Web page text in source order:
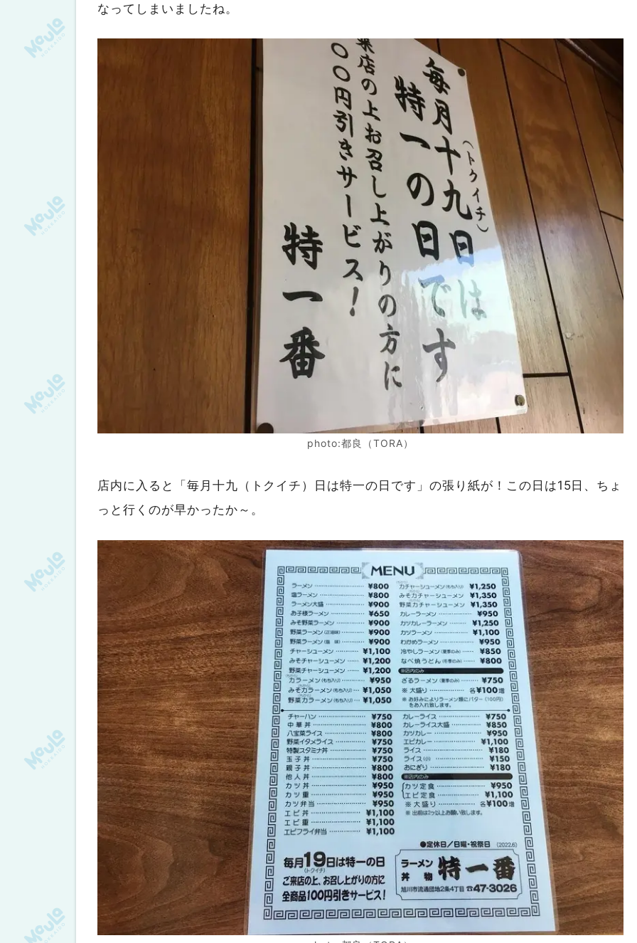
なってしまいましたね。
photo:都良（TORA）
店内に入ると「毎月十九（トクイチ）日は特一の日です」の張り紙が！この日は15日、ちょ
っと行くのが早かったか～。